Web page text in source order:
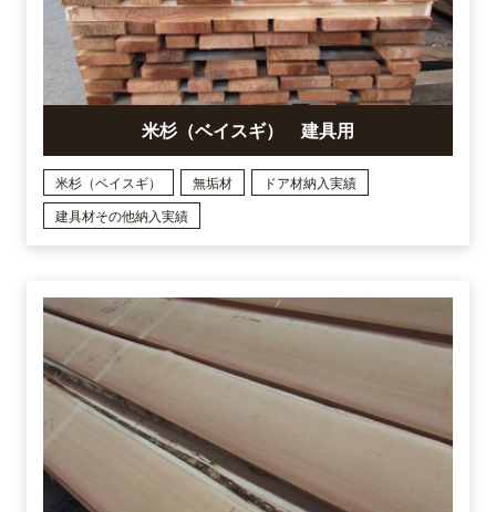
米杉（ベイスギ） 建具用
米杉（ベイスギ） 無垢材
ドア材納入実績
建具材その他納入実績